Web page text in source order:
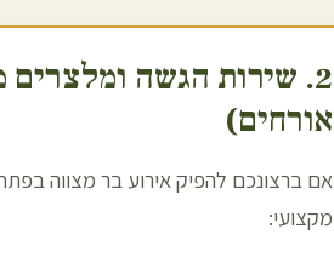
אורחים)
אם ברצונכם להפיק אירוע בר מצווה ב
מקצועי: